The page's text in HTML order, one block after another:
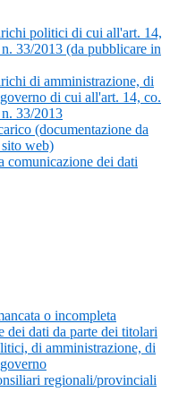
politici di cui all'art. 14,
33/2013 (da pubblicare in
di amministrazione, di
di cui all'art. 14, co.
33/2013
(documentazione da
web)
comunicazione dei dati
o incompleta
dei dati da parte dei titolari
di amministrazione, di
regionali/provinciali